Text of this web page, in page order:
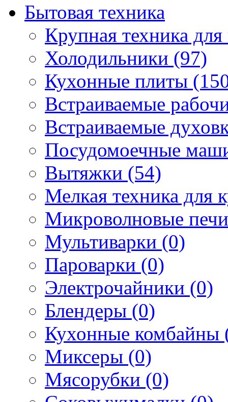
Бытовая техника
Крупная техника
Холодильники (97)
Кухонные плиты
Встраиваемые
Встраиваемые
Посудомоечные
Вытяжки (54)
Мелкая техника для
Микроволновые
Мультиварки (0)
Пароварки (0)
Электрочайники (0)
Блендеры (0)
Кухонные комбайны
Миксеры (0)
Мясорубки (0)